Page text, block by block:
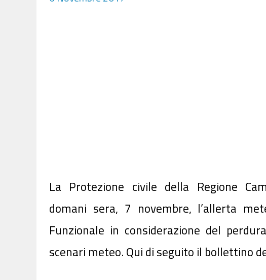
La Protezione civile della Regione
domani sera, 7 novembre, l’allerta
Funzionale in considerazione del
scenari meteo. Qui di seguito il bollettino